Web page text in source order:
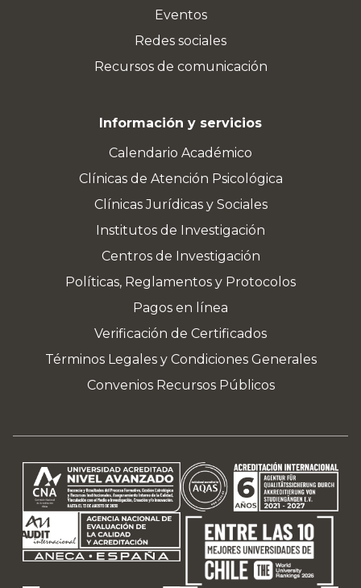
Eventos
Redes sociales
Recursos de comunicación
Información y servicios
Calendario Académico
Clínicas de Atención Psicológica
Clínicas Jurídicas y Sociales
Institutos de Investigación
Centros de Investigación
Políticas, Reglamentos y Protocolos
Pagos en línea
Verificación de Certificados
Términos Legales y Condiciones Generales
Convenios Recursos Públicos